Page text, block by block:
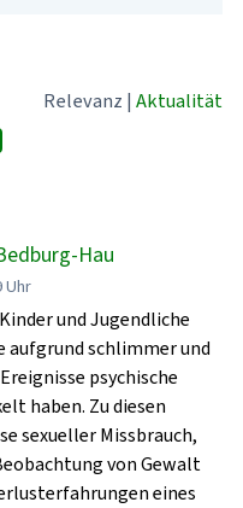
Relevanz | Aktualität
Hau
Uhr
und Jugendliche
aufgrund schlimmer und
psychische
haben. Zu diesen
sexueller Missbrauch,
von Gewalt
eines